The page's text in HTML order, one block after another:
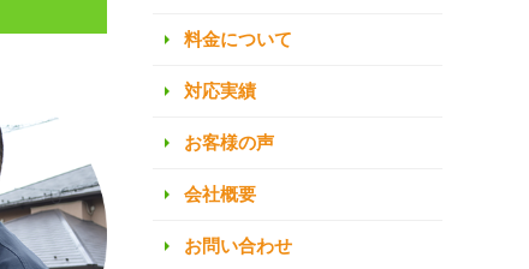
料金について
対応実績
お客様の声
会社概要
お問い合わせ